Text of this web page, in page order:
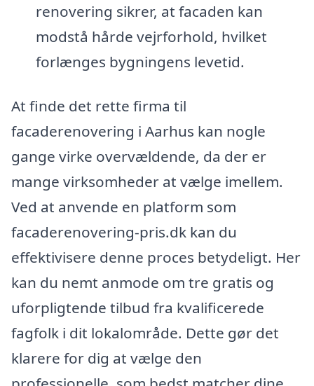
renovering sikrer, at facaden kan
modstå hårde vejrforhold, hvilket
forlænges bygningens levetid.
At finde det rette firma til
facaderenovering i Aarhus kan nogle
gange virke overvældende, da der er
mange virksomheder at vælge imellem.
Ved at anvende en platform som
facaderenovering-pris.dk kan du
effektivisere denne proces betydeligt. Her
kan du nemt anmode om tre gratis og
uforpligtende tilbud fra kvalificerede
fagfolk i dit lokalområde. Dette gør det
klarere for dig at vælge den